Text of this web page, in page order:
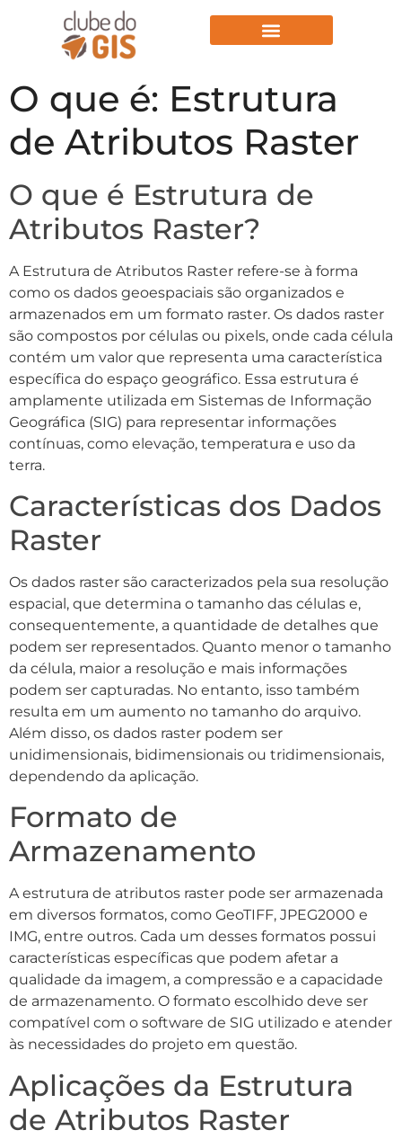
O que é: Estrutura
de Atributos Raster
O que é Estrutura de
Atributos Raster?
A Estrutura de Atributos Raster refere-se à forma
como os dados geoespaciais são organizados e
armazenados em um formato raster. Os dados raster
são compostos por células ou pixels, onde cada célula
contém um valor que representa uma característica
específica do espaço geográfico. Essa estrutura é
amplamente utilizada em Sistemas de Informação
Geográfica (SIG) para representar informações
contínuas, como elevação, temperatura e uso da
terra.
Características dos Dados
Raster
Os dados raster são caracterizados pela sua resolução
espacial, que determina o tamanho das células e,
consequentemente, a quantidade de detalhes que
podem ser representados. Quanto menor o tamanho
da célula, maior a resolução e mais informações
podem ser capturadas. No entanto, isso também
resulta em um aumento no tamanho do arquivo.
Além disso, os dados raster podem ser
unidimensionais, bidimensionais ou tridimensionais,
dependendo da aplicação.
Formato de
Armazenamento
A estrutura de atributos raster pode ser armazenada
em diversos formatos, como GeoTIFF, JPEG2000 e
IMG, entre outros. Cada um desses formatos possui
características específicas que podem afetar a
qualidade da imagem, a compressão e a capacidade
de armazenamento. O formato escolhido deve ser
compatível com o software de SIG utilizado e atender
às necessidades do projeto em questão.
Aplicações da Estrutura
de Atributos Raster